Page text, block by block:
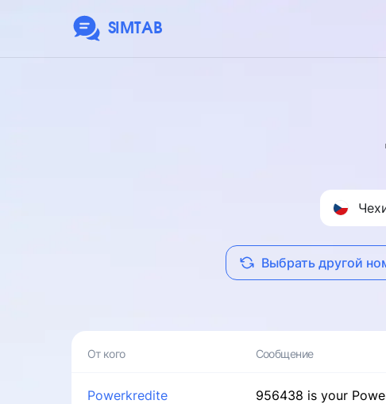
SIMTAB
Выбрать другой
Powerkredite 956438 is your